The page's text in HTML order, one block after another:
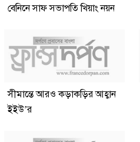
বেনিনে সাফ সভাপতি খিয়াং নয়ন
সীমান্তে আরও কড়াকড়ির আহ্বান
ইইউ’র